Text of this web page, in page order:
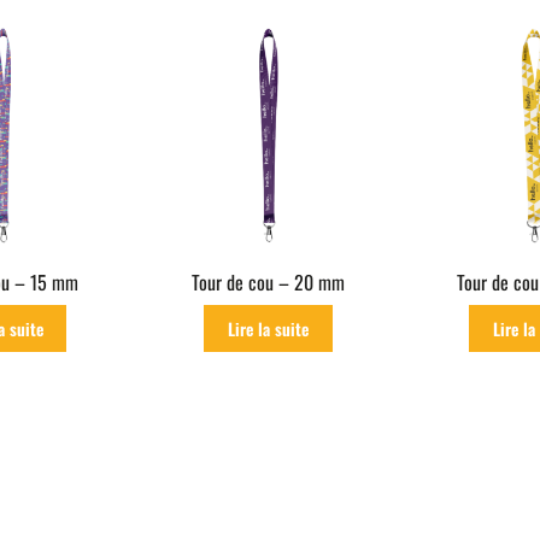
– 15 mm
suite
Tour de cou – 20 mm
Lire la suite
Tour de
Lire